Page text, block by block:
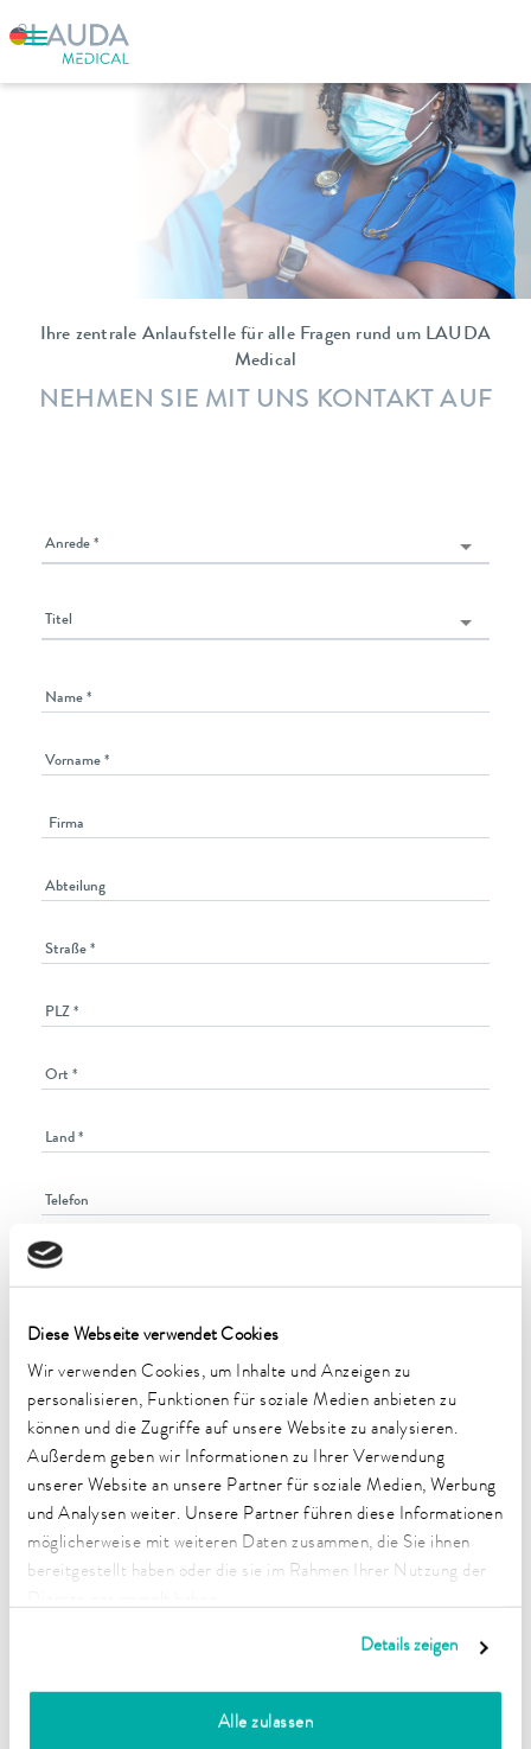
Diese Webseite verwendet Cookies
Wir verwenden Cookies, um Inhalte und Anzeigen zu
personalisieren, Funktionen für soziale Medien anbieten zu
können und die Zugriffe auf unsere Website zu analysieren.
Außerdem geben wir Informationen zu Ihrer Verwendung
unserer Website an unsere Partner für soziale Medien, Werbung
und Analysen weiter. Unsere Partner führen diese Informationen
möglicherweise mit weiteren Daten zusammen, die Sie ihnen
bereitgestellt haben oder die sie im Rahmen Ihrer Nutzung der
Details zeigen
Alle zulassen
Ihre zentrale Anlaufstelle für alle Fragen rund um LAUDA
Medical
NEHMEN SIE MIT UNS KONTAKT AUF
Wichtiger Hinweis zum Datenschutz:Bitte geben Sie
in diesem Formularkeine patientenbezogenen Daten
Informationen, die Rückschlüsse auf einzelne
die Privatsphäre Ihrer Patientinnen und Patienten zu